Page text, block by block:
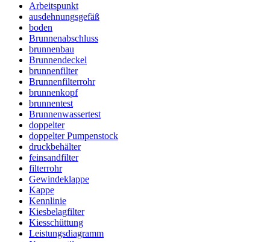
Arbeitspunkt
ausdehnungsgefäß
boden
Brunnenabschluss
brunnenbau
Brunnendeckel
brunnenfilter
Brunnenfilterrohr
brunnenkopf
brunnentest
Brunnenwassertest
doppelter
doppelter Pumpenstock
druckbehälter
feinsandfilter
filterrohr
Gewindeklappe
Kappe
Kennlinie
Kiesbelagfilter
Kiesschüttung
Leistungsdiagramm